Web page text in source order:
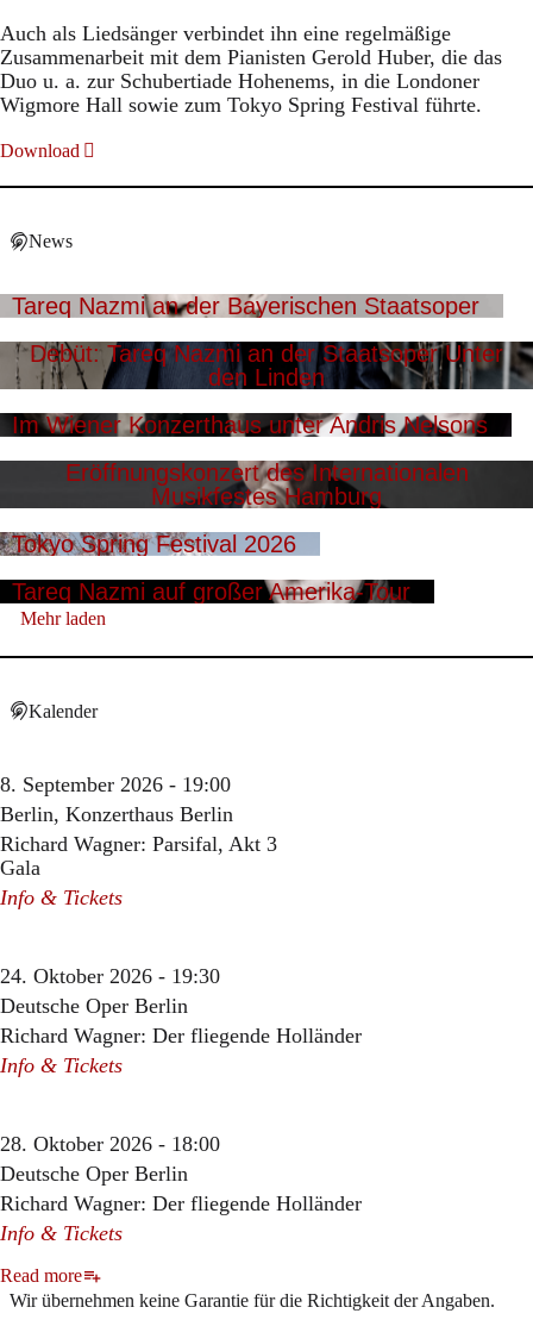
Auch als Liedsänger verbindet ihn eine regelmäßige
Zusammenarbeit mit dem Pianisten Gerold Huber, die das
Duo u. a. zur Schubertiade Hohenems, in die Londoner
Wigmore Hall sowie zum Tokyo Spring Festival führte.
Download
News
Tareq Nazmi an der Bayerischen Staatsoper
Debüt: Tareq Nazmi an der Staatsoper Unter
den Linden
Im Wiener Konzerthaus unter Andris Nelsons
Eröffnungskonzert des Internationalen
Musikfestes Hamburg
Tokyo Spring Festival 2026
Tareq Nazmi auf großer Amerika-Tour
Mehr laden
Kalender
8. September 2026 - 19:00
Berlin, Konzerthaus Berlin
Richard Wagner: Parsifal, Akt 3
Gala
Info & Tickets
24. Oktober 2026 - 19:30
Deutsche Oper Berlin
Richard Wagner: Der fliegende Holländer
Info & Tickets
28. Oktober 2026 - 18:00
Deutsche Oper Berlin
Richard Wagner: Der fliegende Holländer
Info & Tickets
Read more
Wir übernehmen keine Garantie für die Richtigkeit der Angaben.